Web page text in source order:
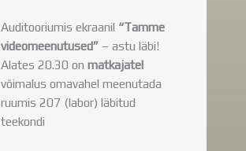
Auditooriumis ekraanil “Tamme
videomeenutused”– astu läbi!
Alates 20.30 on matkajatel
võimalus omavahel meenutada
ruumis 207 (labor) läbitud
teekondi